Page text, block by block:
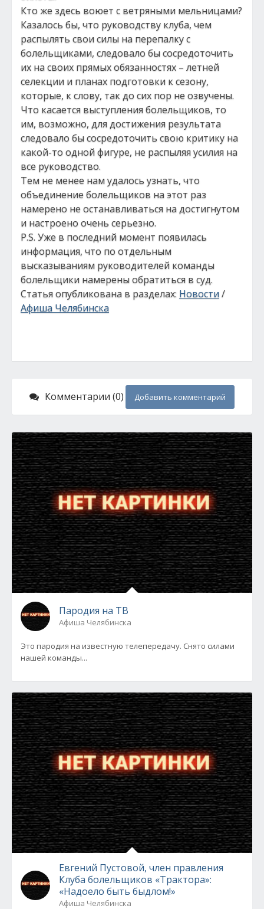
Кто же здесь воюет с ветряными мельницами?
Казалось бы, что руководству клуба, чем
распылять свои силы на перепалку с
болельщиками, следовало бы сосредоточить
их на своих прямых обязанностях – летней
селекции и планах подготовки к сезону,
которые, к слову, так до сих пор не озвучены.
Что касается выступления болельщиков, то
им, возможно, для достижения результата
следовало бы сосредоточить свою критику на
какой-то одной фигуре, не распыляя усилия на
все руководство.
Тем не менее нам удалось узнать, что
объединение болельщиков на этот раз
намерено не останавливаться на достигнутом
и настроено очень серьезно.
P.S. Уже в последний момент появилась
информация, что по отдельным
высказываниям руководителей команды
болельщики намерены обратиться в суд.
Статья опубликована в разделах: Новости/
Афиша Челябинска
Комментарии (0) Добавить комментарий
Пародия на ТВ
Афиша Челябинска
Это пародия на известную телепередачу. Снято силами
нашей команды...
Евгений Пустовой, член правления
Клуба болельщиков «Трактора»:
«Надоело быть быдлом!»
Афиша Челябинска